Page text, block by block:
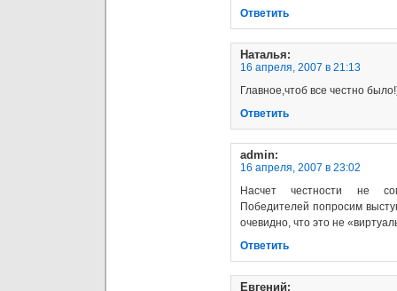
Ответить
Наталья:
16 апреля, 2007 в 21:13
Главное,чтоб все честно
Ответить
admin:
16 апреля, 2007 в 23:02
Насчет честности не
Победителей попросим
очевидно, что это не
Ответить
Евгений: